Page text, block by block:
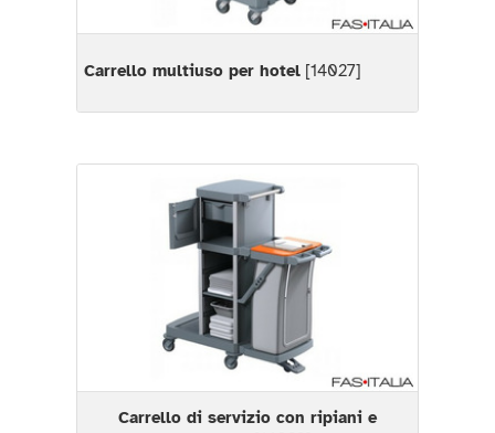
Carrello multiuso per hotel [14027]
Carrello di servizio con ripiani e